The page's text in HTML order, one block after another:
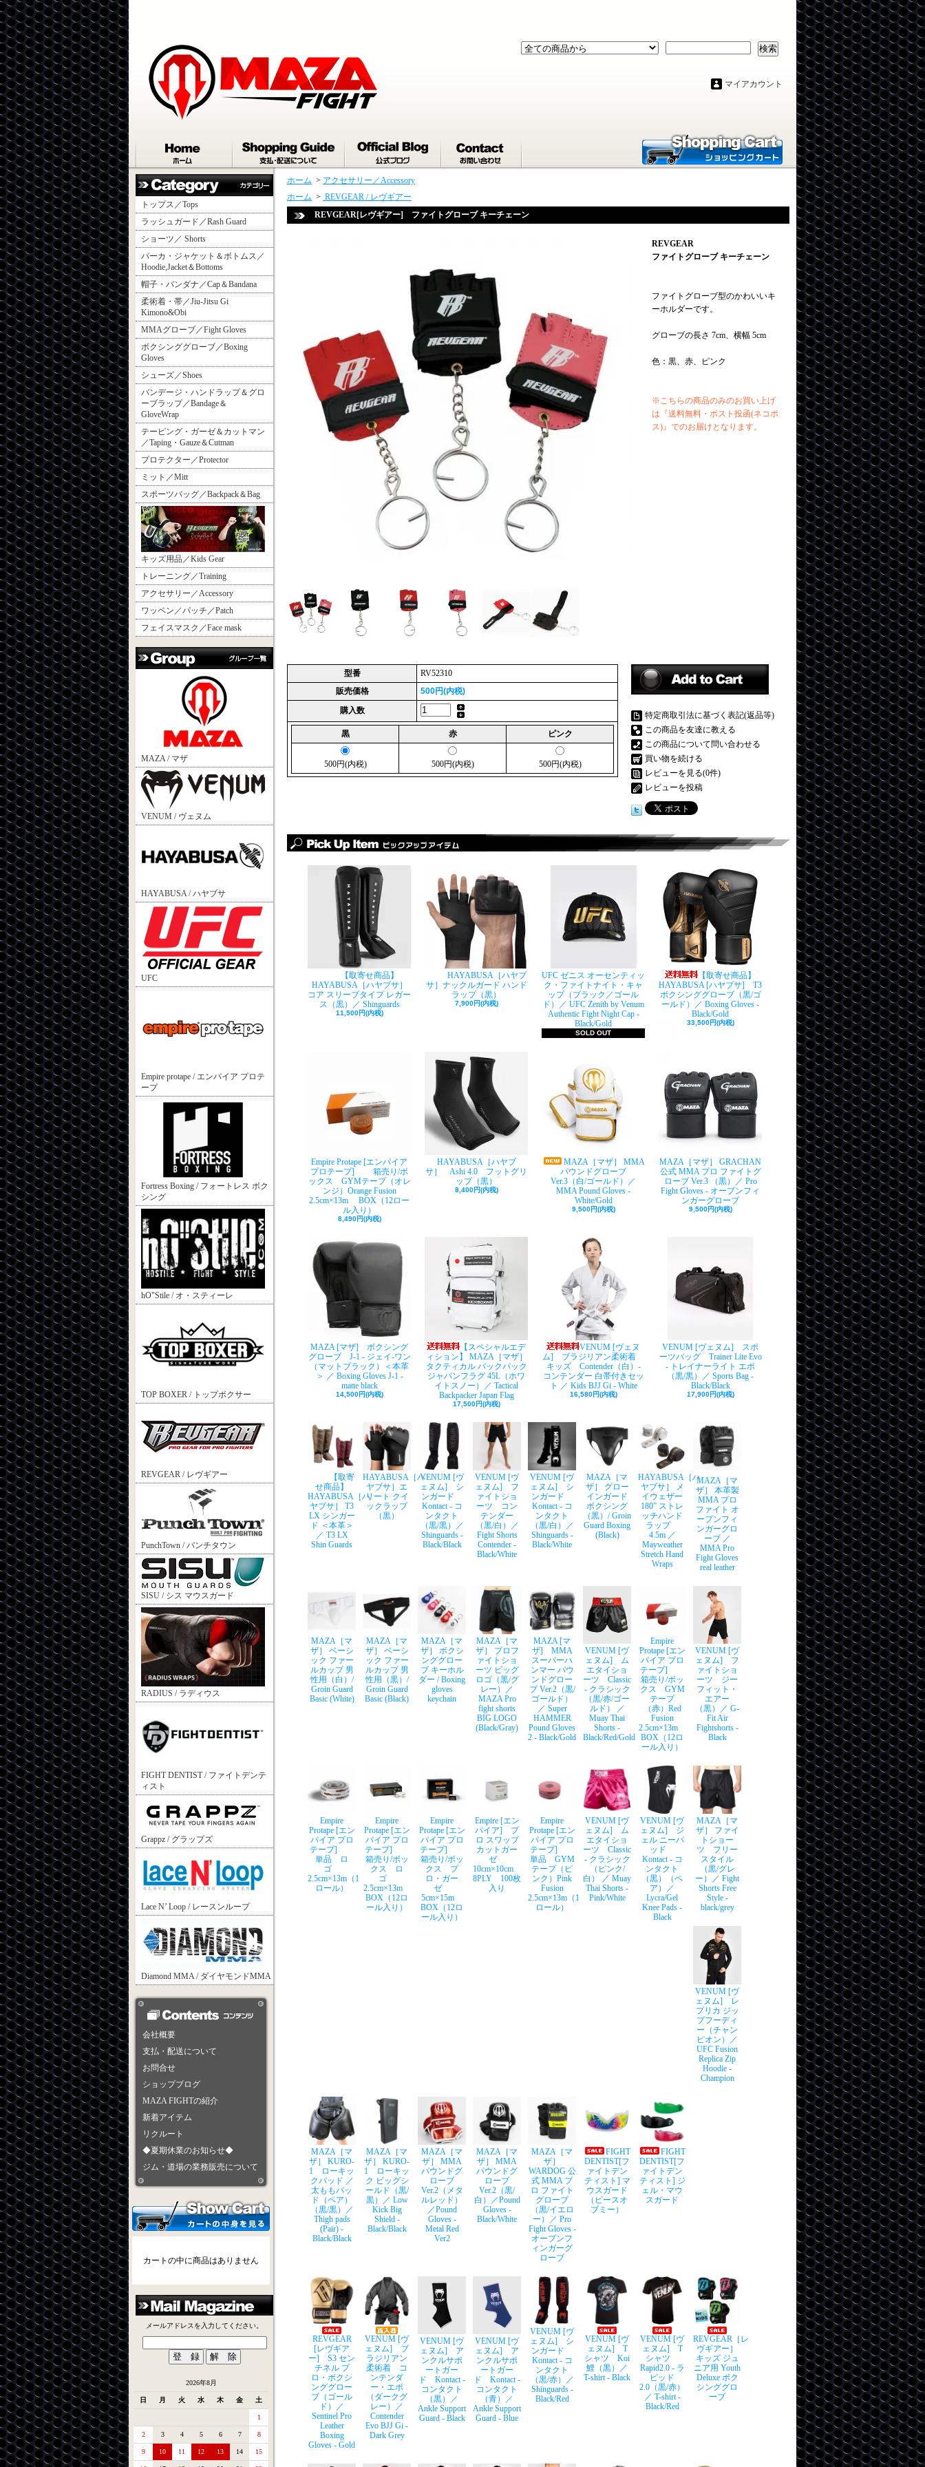
検索
マイアカウント
トップス／Tops
ラッシュガード／Rash Guard
ショーツ／ Shorts
パーカ・ジャケット＆ボトムス／
Hoodie,Jacket＆Bottoms
帽子・バンダナ／Cap＆Bandana
柔術着・帯／Jiu-Jitsu Gi
Kimono&Obi
MMAグローブ／Fight Gloves
ボクシンググローブ／Boxing
Gloves
シューズ／Shoes
バンデージ・ハンドラップ＆グロ
ーブラップ／Bandage＆
GloveWrap
テーピング・ガーゼ＆カットマン
／Taping・Gauze＆Cutman
プロテクター／Protector
ミット／Mitt
スポーツバッグ／Backpack＆Bag
キッズ用品／Kids Gear
トレーニング／Training
アクセサリー／Accessory
ワッペン／パッチ／Patch
フェイスマスク／Face mask
MAZA / マザ
VENUM / ヴェヌム
HAYABUSA / ハヤブサ
UFC
Empire protape / エンパイア プロテ
ープ
Fortress Boxing / フォートレス ボク
シング
hO"Stile / オ・スティーレ
TOP BOXER / トップボクサー
REVGEAR / レヴギアー
PunchTown / パンチタウン
SISU / シス マウスガード
RADIUS / ラディウス
FIGHT DENTIST / ファイトデンテ
ィスト
Grappz / グラップズ
Lace N’ Loop / レースンループ
Diamond MMA / ダイヤモンドMMA
会社概要
支払・配送について
お問合せ
ショップブログ
MAZA FIGHTの紹介
新着アイテム
リクルート
◆夏期休業のお知らせ◆
ジム・道場の業務販売について
カートの中に商品はありません
メールアドレスを入力してください。
2026年8月
日 月 火 水 木 金 土
1
2 3 4 5 6 7 8
9 10 11 12 13 14 15
ホーム > アクセサリー／Accessory
ホーム > REVGEAR / レヴギアー
REVGEAR[レヴギアー] ファイトグローブ キーチェーン
REVGEAR
ファイトグローブ キーチェーン
ファイトグローブ型のかわいいキ
ーホルダーです。
グローブの長さ 7cm、横幅 5cm
色：黒、赤、ピンク
※こちらの商品のみのお買い上げ
は『送料無料・ポスト投函(ネコポ
ス)』でのお届けとなります。
型番
RV52310
販売価格
500円(内税)
購入数
黒 赤 ピンク
500円(内税) 500円(内税) 500円(内税)
特定商取引法に基づく表記(返品等)
この商品を友達に教える
この商品について問い合わせる
買い物を続ける
レビューを見る(0件)
レビューを投稿
【取寄せ商品】
HAYABUSA［ハヤブサ］
コア スリーブタイプ レガー
ス（黒）／ Shinguards
11,500円(内税)
HAYABUSA［ハヤブ
サ］ナックルガード ハンド
ラップ（黒）
7,900円(内税)
UFC ゼニス オーセンティッ
ク・ファイトナイト・キャ
ップ（ブラック／ゴール
ド）／ UFC Zenith by Venum
Authentic Fight Night Cap -
Black/Gold
SOLD OUT
【取寄せ商品】
HAYABUSA [ハヤブサ] T3
ボクシンググローブ（黒/ゴ
ールド）／ Boxing Gloves -
Black/Gold
33,500円(内税)
Empire Protape [エンパイア
プロテープ] 箱売り/ボ
ックス GYMテープ（オレ
ンジ）Orange Fusion
2.5cm×13m BOX（12ロー
ル入り）
8,490円(内税)
HAYABUSA［ハヤブ
サ］ Ashi 4.0 フットグリ
ップ（黒）
8,400円(内税)
MAZA［マザ］ MMA
パウンドグローブ
Ver.3（白/ゴールド）／
MMA Pound Gloves -
White/Gold
9,500円(内税)
MAZA［マザ］ GRACHAN
公式 MMA プロ ファイトグ
ローブ Ver.3 （黒）／ Pro
Fight Gloves - オープンフィ
ンガーグローブ
9,500円(内税)
MAZA [マザ] ボクシング
グローブ J-1 - ジェイ-ワン
（マットブラック）＜本革
＞ ／ Boxing Gloves J-1 -
matte black
14,500円(内税)
【スペシャルエデ
ィション】 MAZA［マザ］
タクティカル バックパック
ジャパンフラグ 45L（ホワ
イトスノー）／ Tactical
Backpacker Japan Flag
17,500円(内税)
VENUM [ヴェヌ
ム] ブラジリアン柔術着
キッズ Contender（白）-
コンテンダー 白帯付きセッ
ト ／ Kids BJJ Gi - White
16,580円(内税)
VENUM [ヴェヌム] スポ
ーツバッグ Trainer Lite Evo
- トレイナーライト エボ
（黒/黒）／ Sports Bag -
Black/Black
17,900円(内税)
【取寄
せ商品】
HAYABUSA［ハ
ヤブサ］ T3
LX シンガー
ド ＜本革＞
／ T3 LX
Shin Guards
HAYABUSA［ハ
ヤブサ］エ
リート クイ
ックラップ
（黒）
VENUM [ヴ
ェヌム] シ
ンガード
Kontact - コ
ンタクト
（黒/黒）／
Shinguards -
Black/Black
VENUM [ヴ
ェヌム] フ
ァイトショ
ーツ コン
テンダー
（黒/白）／
Fight Shorts
Contender -
Black/White
VENUM [ヴ
ェヌム] シ
ンガード
Kontact - コ
ンタクト
（黒/白）／
Shinguards -
Black/White
MAZA［マ
ザ］ グロー
インガード
ボクシング
（黒）/ Groin
Guard Boxing
(Black)
HAYABUSA［ハ
ヤブサ］ メ
イウェザー
180” ストレ
ッチハンド
ラップ
4.5m ／
Mayweather
Stretch Hand
Wraps
MAZA［マ
ザ］ 本革製
MMA プロ
ファイト オ
ープンフィ
ンガーグロ
ーブ ／
MMA Pro
Fight Gloves
real leather
MAZA［マ
ザ］ ベーシ
ック ファー
ルカップ 男
性用（白）/
Groin Guard
Basic (White)
MAZA［マ
ザ］ ベーシ
ック ファー
ルカップ 男
性用（黒）/
Groin Guard
Basic (Black)
MAZA［マ
ザ］ ボクシ
ンググロー
ブ キーホル
ダー / Boxing
gloves
keychain
MAZA［マ
ザ］ プロフ
ァイトショ
ーツ ビッグ
ロゴ（黒/グ
レー）／
MAZA Pro
fight shorts
BIG LOGO
(Black/Gray)
MAZA [マ
ザ] MMA
スーパーハ
ンマー パウ
ンドグロー
ブ Ver.2（黒/
ゴールド）
／ Super
HAMMER
Pound Gloves
2 - Black/Gold
VENUM [ヴ
ェヌム] ム
エタイショ
ーツ Classic
- クラシック
（黒/赤/ゴー
ルド） ／
Muay Thai
Shorts -
Black/Red/Gold
Empire
Protape [エン
パイア プロ
テープ]
箱売り/ボッ
クス GYM
テープ
（赤）Red
Fusion
2.5cm×13m
BOX（12ロ
ール入り）
VENUM [ヴ
ェヌム] フ
ァイトショ
ーツ ジー
フィット・
エアー
（黒）／ G-
Fit Air
Fightshorts -
Black
Empire
Protape [エン
パイア プロ
テープ]
単品 ロ
ゴ
2.5cm×13m（1
ロール）
Empire
Protape [エン
パイア プロ
テープ]
箱売り/ボッ
クス ロ
ゴ
2.5cm×13m
BOX（12ロ
ール入り）
Empire
Protape [エン
パイア プロ
テープ]
箱売り/ボッ
クス プ
ロ・ガー
ゼ
5cm×15m
BOX（12ロ
ール入り）
Empire [エン
パイア] プ
ロ スワッブ
カットガー
ゼ
10cm×10cm
8PLY 100枚
入り
Empire
Protape [エン
パイア プロ
テープ]
単品 GYM
テープ（ピ
ンク）Pink
Fusion
2.5cm×13m（1
ロール）
VENUM [ヴ
ェヌム] ム
エタイショ
ーツ Classic
- クラシック
（ピンク/
白） ／ Muay
Thai Shorts -
Pink/White
VENUM [ヴ
ェヌム] ジ
ェル ニーパ
ッド
Kontact - コ
ンタクト
（黒）（ペ
ア）／
Lycra/Gel
Knee Pads -
Black
MAZA［マ
ザ］ ファイ
トショー
ツ フリー
スタイル
（黒/グレ
ー）／ Fight
Shorts Free
Style -
black/grey
VENUM [ヴ
ェヌム] レ
プリカ ジッ
プフーディ
ー（チャン
ピオン）／
UFC Fusion
Replica Zip
Hoodie -
Champion
MAZA［マ
ザ］ KURO-
1 ローキッ
クパッド ／
太ももパッ
ド（ペア）
（黒/黒）／
Thigh pads
(Pair) -
Black/Black
MAZA［マ
ザ］ KURO-
1 ローキッ
ク ビッグシ
ールド（黒/
黒）／ Low
Kick Big
Shield -
Black/Black
MAZA［マ
ザ］ MMA
パウンドグ
ローブ
Ver.2（メタ
ルレッド）
／Pound
Gloves -
Metal Red
Ver2
MAZA［マ
ザ］ MMA
パウンドグ
ローブ
Ver.2（黒/
白）／Pound
Gloves -
Black/White
MAZA［マ
ザ］
WARDOG 公
式 MMA プ
ロ ファイト
グローブ
（黒/イエロ
ー）／ Pro
Fight Gloves -
オープンフ
ィンガーグ
ローブ
FIGHT
DENTIST[フ
ァイトデン
ティスト] マ
ウスガード
（ピースオ
ブミー）
FIGHT
DENTIST[フ
ァイトデン
ティスト] ジ
ェル・マウ
スガード
REVGEAR
[レヴギア
ー] S3 セン
チネル プ
ロ・ボクシ
ンググロー
ブ（ゴール
ド）／
Sentinel Pro
Leather
Boxing
Gloves - Gold
VENUM [ヴ
ェヌム] ブ
ラジリアン
柔術着 コ
ンテンダ
ー・エボ
（ダークグ
レー）／
Contender
Evo BJJ Gi -
Dark Grey
VENUM [ヴ
ェヌム] ア
ンクルサポ
ートガー
ド Kontact -
コンタクト
（黒）／
Ankle Support
Guard - Black
VENUM [ヴ
ェヌム] ア
ンクルサポ
ートガー
ド Kontact -
コンタクト
（青）／
Ankle Support
Guard - Blue
VENUM [ヴ
ェヌム] シ
ンガード
Kontact - コ
ンタクト
（黒/赤）／
Shinguards -
Black/Red
VENUM [ヴ
ェヌム] T
シャツ Koi
鯉（黒）／
T-shirt - Black
VENUM [ヴ
ェヌム] T
シャツ
Rapid2.0 - ラ
ピッド
2.0（黒/赤）
／ T-shirt -
Black/Red
REVGEAR［レ
ヴギアー］
キッズ ジュ
ニア用 Youth
Deluxe ボク
シンググロ
ーブ